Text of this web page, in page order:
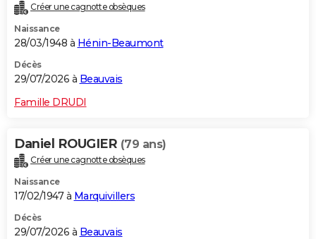
Créer une cagnotte obsèques
Naissance
28/03/1948 à Hénin-Beaumont
Décès
29/07/2026 à Beauvais
Famille DRUDI
Daniel ROUGIER (79 ans)
Créer une cagnotte obsèques
Naissance
17/02/1947 à Marquivillers
Décès
29/07/2026 à Beauvais